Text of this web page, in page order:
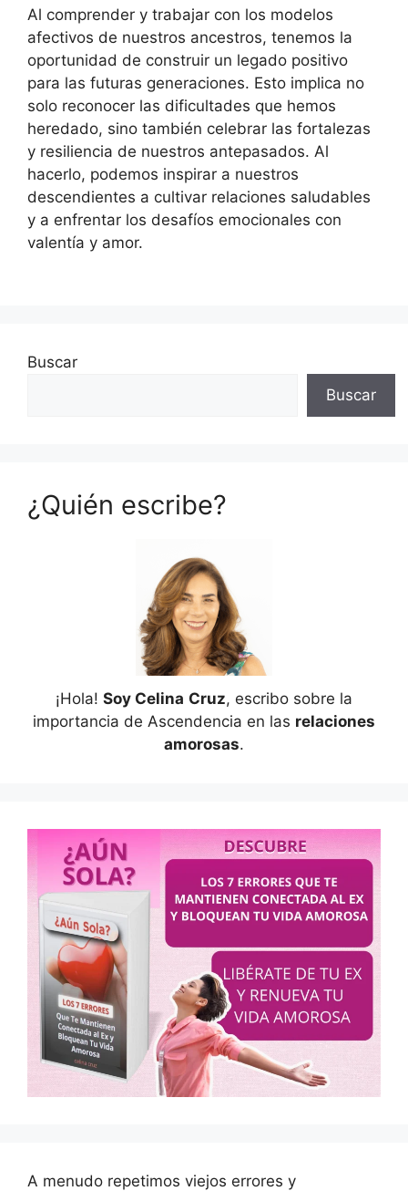
Al comprender y trabajar con los modelos
afectivos de nuestros ancestros, tenemos la
oportunidad de construir un legado positivo
para las futuras generaciones. Esto implica no
solo reconocer las dificultades que hemos
heredado, sino también celebrar las fortalezas
y resiliencia de nuestros antepasados. Al
hacerlo, podemos inspirar a nuestros
descendientes a cultivar relaciones saludables
y a enfrentar los desafíos emocionales con
valentía y amor.
Buscar
Buscar
¿Quién escribe?
¡Hola! Soy Celina Cruz, escribo sobre la
importancia de Ascendencia en las relaciones
amorosas.
A menudo repetimos viejos errores y